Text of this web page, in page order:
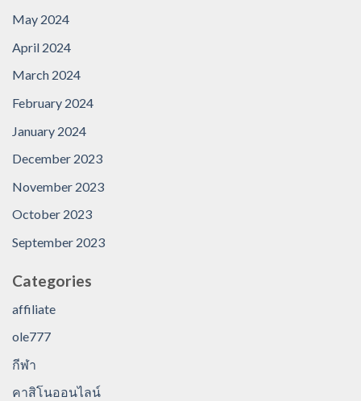
May 2024
April 2024
March 2024
February 2024
January 2024
December 2023
November 2023
October 2023
September 2023
Categories
affiliate
ole777
กีฬา
คาสิโนออนไลน์